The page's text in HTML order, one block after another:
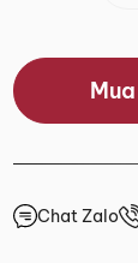
Chat Zalo
(0 lượt đánh